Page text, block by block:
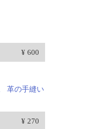
¥ 600
革の手縫い
¥ 270